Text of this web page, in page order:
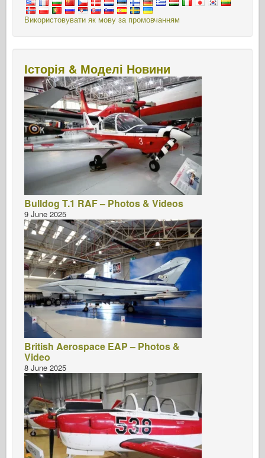
Використовувати як мову за промовчанням
Історія & Моделі Новини
Bulldog T.1 RAF – Photos & Videos
9 June 2025
British Aerospace EAP – Photos &
Video
8 June 2025